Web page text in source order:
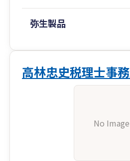
弥生製品
高林忠史税理士事
No Image